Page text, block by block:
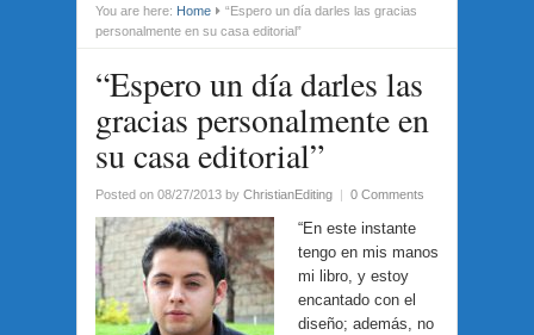
You are here: Home
“Espero un día darles las gracias
personalmente en su casa editorial”
“Espero un día darles las
gracias personalmente en
su casa editorial”
Posted on 08/27/2013 by ChristianEditing | 0 Comments
“En este instante
tengo en mis manos
mi libro, y estoy
encantado con el
diseño; además, no